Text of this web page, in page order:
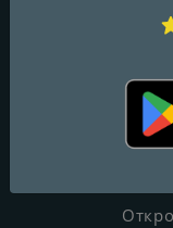
Частоты
http://